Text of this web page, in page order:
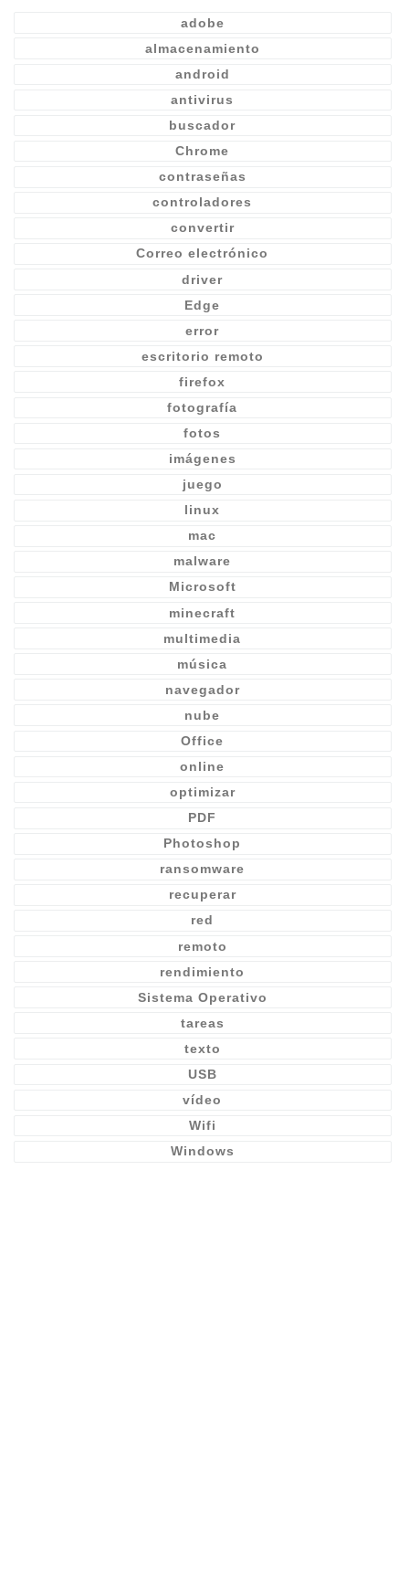
adobe
almacenamiento
android
antivirus
buscador
Chrome
contraseñas
controladores
convertir
Correo electrónico
driver
Edge
error
escritorio remoto
firefox
fotografía
fotos
imágenes
juego
linux
mac
malware
Microsoft
minecraft
multimedia
música
navegador
nube
Office
online
optimizar
PDF
Photoshop
ransomware
recuperar
red
remoto
rendimiento
Sistema Operativo
tareas
texto
USB
vídeo
Wifi
Windows